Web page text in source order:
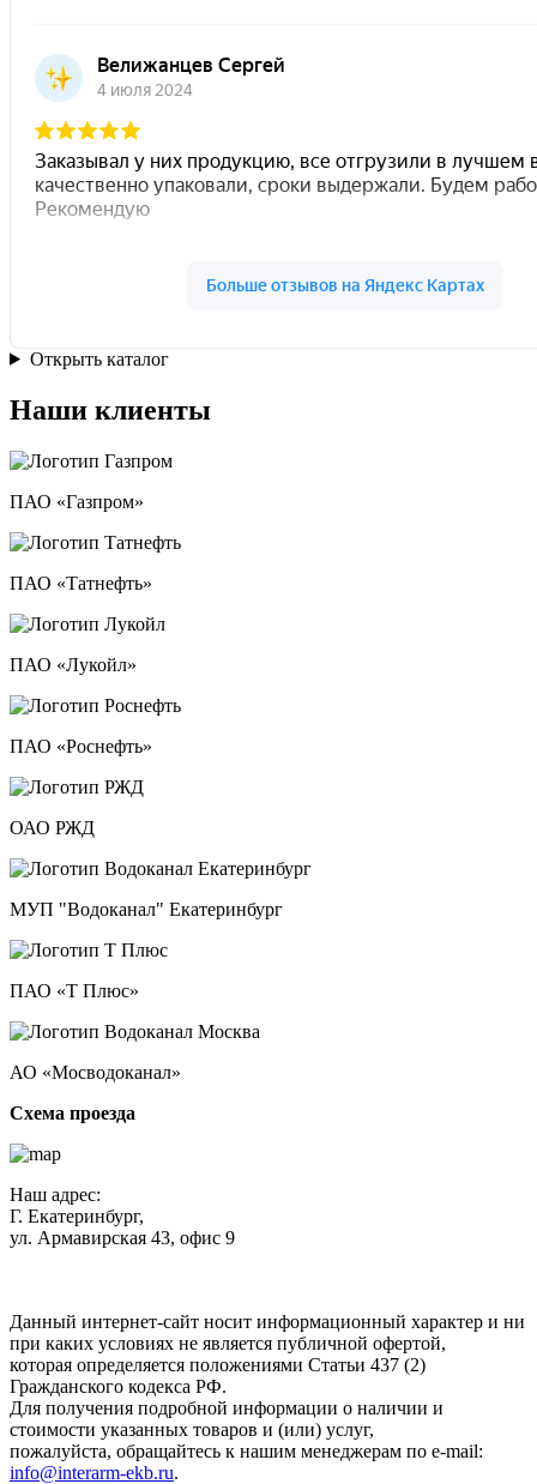
Открыть каталог
Наши клиенты
ПАО «Газпром»
ПАО «Татнефть»
ПАО «Лукойл»
ПАО «Роснефть»
ОАО РЖД
МУП "Водоканал" Екатеринбург
ПАО «Т Плюс»
АО «Мосводоканал»
Схема проезда
Наш адрес:
Г. Екатеринбург,
ул. Армавирская 43, офис 9
Данный интернет-сайт носит информационный характер и ни
при каких условиях не является публичной офертой,
которая определяется положениями Статьи 437 (2)
Гражданского кодекса РФ.
Для получения подробной информации о наличии и
стоимости указанных товаров и (или) услуг,
пожалуйста, обращайтесь к нашим менеджерам по e-mail:
info@interarm-ekb.ru.